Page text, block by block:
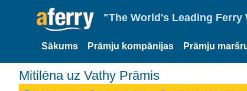
"The World's Leading Ferry
Sākums Prāmju kompānijas Prāmju
Mitilēna uz Vathy Prāmis